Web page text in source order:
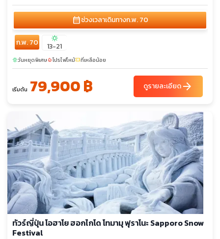
calendar_monthช่วงเวลาเดินทางก.พ. 70
ก.พ. 70 sunny
13-21
sunnyวันหยุดพิเศษlocal_fire_departmentโปรไฟไหม้confirmation_numberที่เหลือน้อย
เริ่มต้น 79,900 ฿ ดูรายละเอียดarrow_forward
ทัวร์ญี่ปุ่น โอฮาโย ฮอกไกโด โทมามุ ฟุราโนะ Sapporo Snow
Festival